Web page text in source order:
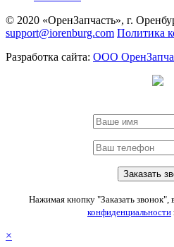
© 2020 «ОренЗапчасть», г.
support@iorenburg.com Политика
Разработка сайта: ООО
Нажимая кнопку "Заказать звонок",
конфиденциальности
×